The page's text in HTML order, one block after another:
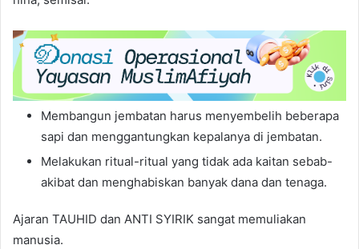
Membangun jembatan harus menyembelih beberapa
sapi dan menggantungkan kepalanya di jembatan.
Melakukan ritual-ritual yang tidak ada kaitan sebab-
akibat dan menghabiskan banyak dana dan tenaga.
Ajaran TAUHID dan ANTI SYIRIK sangat memuliakan
manusia.